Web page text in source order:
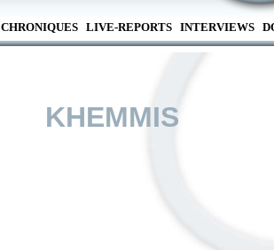
CHRONIQUES LIVE-REPORTS INTERVIEWS
KHEMMIS